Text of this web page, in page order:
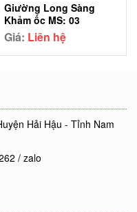
Giường Long Sàng
Khảm ốc MS: 03
Giá: Liên hệ
Hải Hậu - Tỉnh Nam
/ zalo